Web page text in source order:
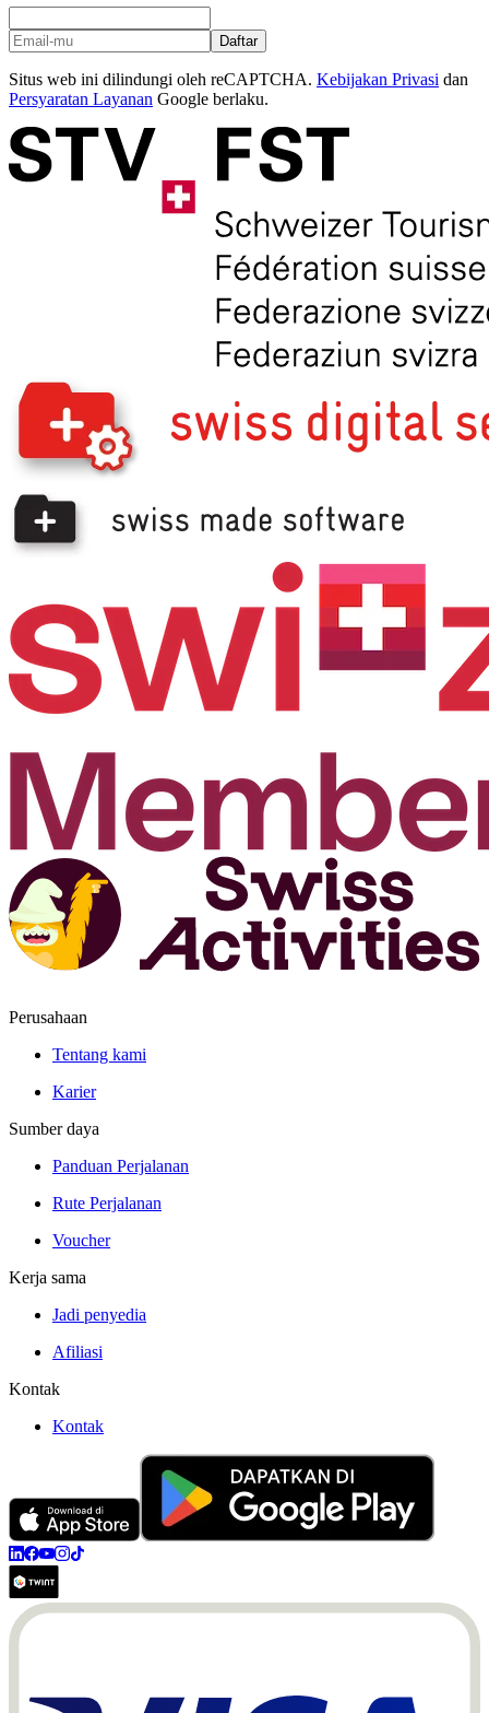
Daftar
Situs web ini dilindungi oleh reCAPTCHA. Kebijakan Privasi dan
Persyaratan Layanan Google berlaku.
Perusahaan
Tentang kami
Karier
Sumber daya
Panduan Perjalanan
Rute Perjalanan
Voucher
Kerja sama
Jadi penyedia
Afiliasi
Kontak
Kontak